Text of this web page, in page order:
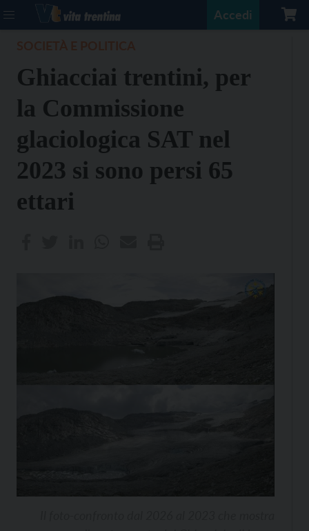
Accedi
Ghiacciai trentini, per
la Commissione
glaciologica SAT nel
2023 si sono persi 65
ettari